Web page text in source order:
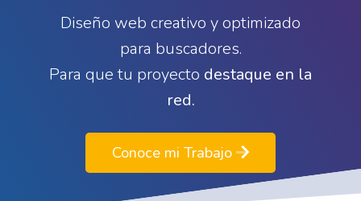
Diseño web creativo y optimizado
para buscadores.
Para que tu proyecto destaque en la
red.
Conoce mi Trabajo